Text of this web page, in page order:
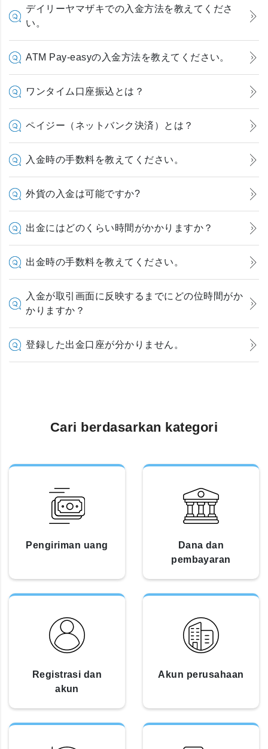
デイリーヤマザキでの入金方法を教えてくださ
い。
ATM Pay-easyの入金方法を教えてください。
ワンタイム口座振込とは？
ペイジー（ネットバンク決済）とは？
入金時の手数料を教えてください。
外貨の入金は可能ですか?
出金にはどのくらい時間がかかりますか？
出金時の手数料を教えてください。
入金が取引画面に反映するまでにどの位時間がか
かりますか？
登録した出金口座が分かりません。
Cari berdasarkan kategori
Pengiriman uang
Dana dan
pembayaran
Registrasi dan
akun
Akun perusahaan